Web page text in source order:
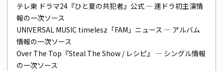
テレ東 ドラマ24『ひと夏の共犯者』公式 — 連ドラ初主演情
報の一次ソース
UNIVERSAL MUSIC timelesz「FAM」ニュース — アルバム
情報の一次ソース
Over The Top『Steal The Show / レシピ』 — シングル情報
の一次ソース